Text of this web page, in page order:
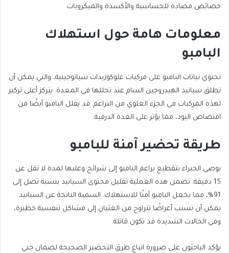
خصائص مضادة للحساسية والأكسدة والميكروبات.
معلومات هامة حول استهلاك
البامبو
تحتوي نباتات البامبو على مركبات غلوكوزيدات سيانوجينية، والتي يمكن أن
تطلق سيانيد الهيدروجين السام عند تحللها في المعدة. يتركز أعلى تركيز
لهذه المركبات في الجزء العلوي من البراعم. قد يقلل البامبو أيضًا من
امتصاص اليود، مما يؤثر على الغدة الدرقية.
طريقة تحضير آمنة للبامبو
يوصي الخبراء بتقطيع براعم البامبو إلى شرائح وغليها لمدة لا تقل عن
15 دقيقة. تضمن هذه العملية تقليل محتوى السيانيد بنسبة تصل إلى
91%، مما يجعل البامبو آمنًا للاستهلاك. السمية الناتجة عن السيانيد
يمكن أن تسبب أعراضًا تتراوح من الغثيان إلى مشاكل تنفسية خطيرة،
وفي الحالات الشديدة قد تكون قاتلة.
يؤكد الباحثون على ضرورة اتباع طرق التحضير الصحيحة لضمان جني